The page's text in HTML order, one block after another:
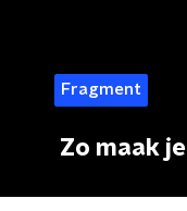
Fragment
Zo maak